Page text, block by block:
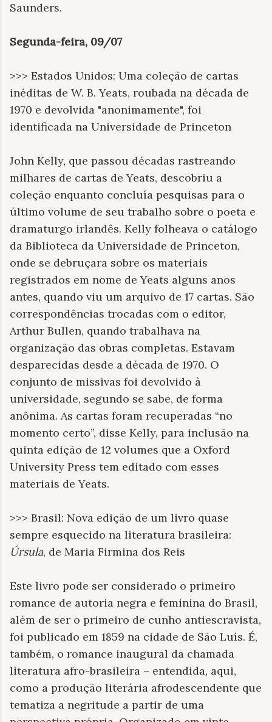
Saunders.
Segunda-feira, 09/07
>>> Estados Unidos: Uma coleção de cartas
inéditas de W. B. Yeats, roubada na década de
1970 e devolvida "anonimamente", foi
identificada na Universidade de Princeton
John Kelly, que passou décadas rastreando
milhares de cartas de Yeats, descobriu a
coleção enquanto concluía pesquisas para o
último volume de seu trabalho sobre o poeta e
dramaturgo irlandês. Kelly folheava o catálogo
da Biblioteca da Universidade de Princeton,
onde se debruçara sobre os materiais
registrados em nome de Yeats alguns anos
antes, quando viu um arquivo de 17 cartas. São
correspondências trocadas com o editor,
Arthur Bullen, quando trabalhava na
organização das obras completas. Estavam
desparecidas desde a década de 1970. O
conjunto de missivas foi devolvido à
universidade, segundo se sabe, de forma
anônima. As cartas foram recuperadas “no
momento certo”, disse Kelly, para inclusão na
quinta edição de 12 volumes que a Oxford
University Press tem editado com esses
materiais de Yeats.
>>> Brasil: Nova edição de um livro quase
sempre esquecido na literatura brasileira:
Úrsula, de Maria Firmina dos Reis
Este livro pode ser considerado o primeiro
romance de autoria negra e feminina do Brasil,
além de ser o primeiro de cunho antiescravista,
foi publicado em 1859 na cidade de São Luís. É,
também, o romance inaugural da chamada
literatura afro-brasileira – entendida, aqui,
como a produção literária afrodescendente que
tematiza a negritude a partir de uma